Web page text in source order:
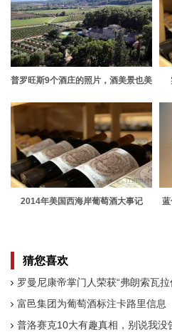
普罗旺斯9个酒庄的照片，酒美景也美
2014年美国西海岸葡萄酒大事记
猜您喜欢
罗曼尼康帝掌门人荣获“弗朗索瓦拉
富邑集团为葡萄酒标注卡路里信息
普洛赛克10大有趣真相，别说我没